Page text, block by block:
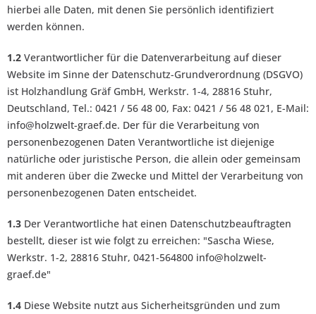
hierbei alle Daten, mit denen Sie persönlich identifiziert
werden können.
1.2 Verantwortlicher für die Datenverarbeitung auf dieser
Website im Sinne der Datenschutz-Grundverordnung (DSGVO)
ist Holzhandlung Gräf GmbH, Werkstr. 1-4, 28816 Stuhr,
Deutschland, Tel.: 0421 / 56 48 00, Fax: 0421 / 56 48 021, E-Mail:
info@holzwelt-graef.de. Der für die Verarbeitung von
personenbezogenen Daten Verantwortliche ist diejenige
natürliche oder juristische Person, die allein oder gemeinsam
mit anderen über die Zwecke und Mittel der Verarbeitung von
personenbezogenen Daten entscheidet.
1.3 Der Verantwortliche hat einen Datenschutzbeauftragten
bestellt, dieser ist wie folgt zu erreichen: "Sascha Wiese,
Werkstr. 1-2, 28816 Stuhr, 0421-564800 info@holzwelt-
graef.de"
1.4 Diese Website nutzt aus Sicherheitsgründen und zum